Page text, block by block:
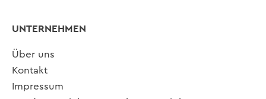
UNTERNEHMEN
Über uns
Kontakt
Impressum